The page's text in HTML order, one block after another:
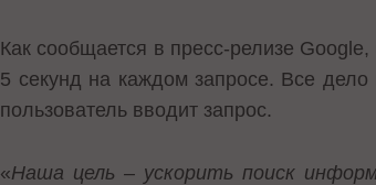
Как сообщается в пресс-релизе Google,
5 секунд на каждом запросе. Все дело
пользователь вводит запрос.
«Наша цель – ускорить поиск